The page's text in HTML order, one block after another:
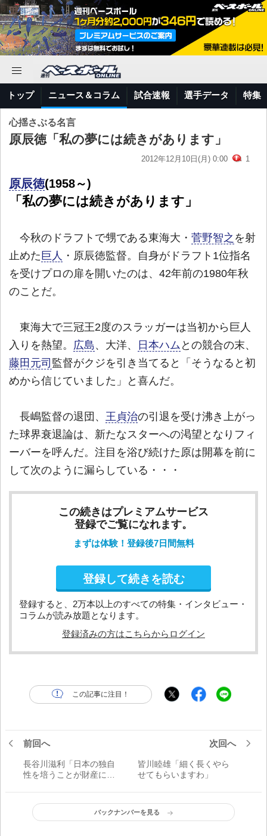
トップ ニュース＆コラム 試合速報 選手データ 特集
心揺さぶる名言
原辰徳「私の夢には続きがあります」
2012年12月10日(月) 0:00 1
原辰徳(1958～)
「私の夢には続きがあります」
今秋のドラフトで甥である東海大・ 菅野智之 を射
止めた 巨人 ・原辰徳監督。自身がドラフト1位指名
を受けプロの扉を開いたのは、42年前の1980年秋
のことだ。
東海大で三冠王2度のスラッガーは当初から巨人
入りを熱望。 広島 、大洋、 日本ハム との競合の末、
藤田元司 監督がクジを引き当てると「そうなると初
めから信じていました」と喜んだ。
長嶋監督の退団、 王貞治の引退を受け沸き上がっ
た球界衰退論は、新たなスターへの渇望となりフィ
ーバーを呼んだ。注目を浴び続けた原は開幕を前に
して次のように漏らしている・・・
この続きはプレミアムサービス
登録でご覧になれます。
まずは体験！登録後7日間無料
登録して続きを読む
登録すると、2万本以上のすべての特集・インタビュー・
コラムが読み放題となります。
登録済みの方はこちらからログイン
この記事に注目！
前回へ
長谷川滋利「日本の独自
性を培うことが財産にな
次回へ
皆川睦雄「細く長くやら
せてもらいますわ」
バックナンバーを見る